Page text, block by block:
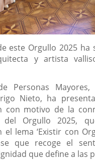
este Orgullo 2025
y artista
Personas Mayores,
Nieto, ha
con motivo de la
del Orgullo 2025,
el lema ‘Existir con
que recoge el
que define a las